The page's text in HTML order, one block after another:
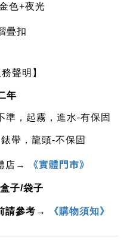
色+夜光
疊扣
聲明】
年
準，起霧，進水-有保固
帶，龍頭-不保固
店 → 《實體門市》
盒子/袋子
請參考→ 《購物須知》